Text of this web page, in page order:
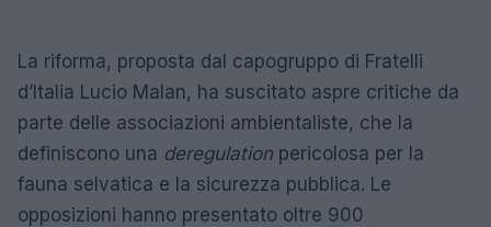
La riforma, proposta dal capogruppo di Fratelli
d’Italia Lucio Malan, ha suscitato aspre critiche da
parte delle associazioni ambientaliste, che la
definiscono una deregulation pericolosa per la
fauna selvatica e la sicurezza pubblica. Le
opposizioni hanno presentato oltre 900